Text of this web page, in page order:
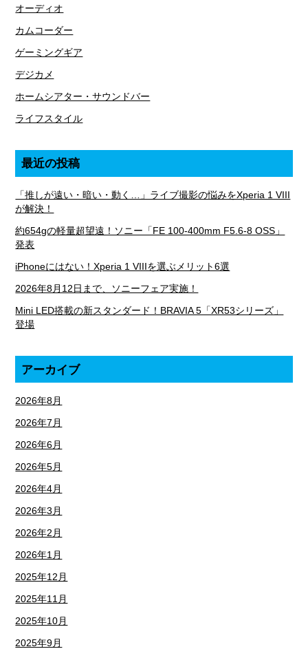
オーディオ
カムコーダー
ゲーミングギア
デジカメ
ホームシアター・サウンドバー
ライフスタイル
最近の投稿
「推しが遠い・暗い・動く…」ライブ撮影の悩みをXperia 1 VIII
が解決！
約654gの軽量超望遠！ソニー「FE 100-400mm F5.6-8 OSS」
発表
iPhoneにはない！Xperia 1 VIIIを選ぶメリット6選
2026年8月12日まで、ソニーフェア実施！
Mini LED搭載の新スタンダード！BRAVIA 5「XR53シリーズ」
登場
アーカイブ
2026年8月
2026年7月
2026年6月
2026年5月
2026年4月
2026年3月
2026年2月
2026年1月
2025年12月
2025年11月
2025年10月
2025年9月